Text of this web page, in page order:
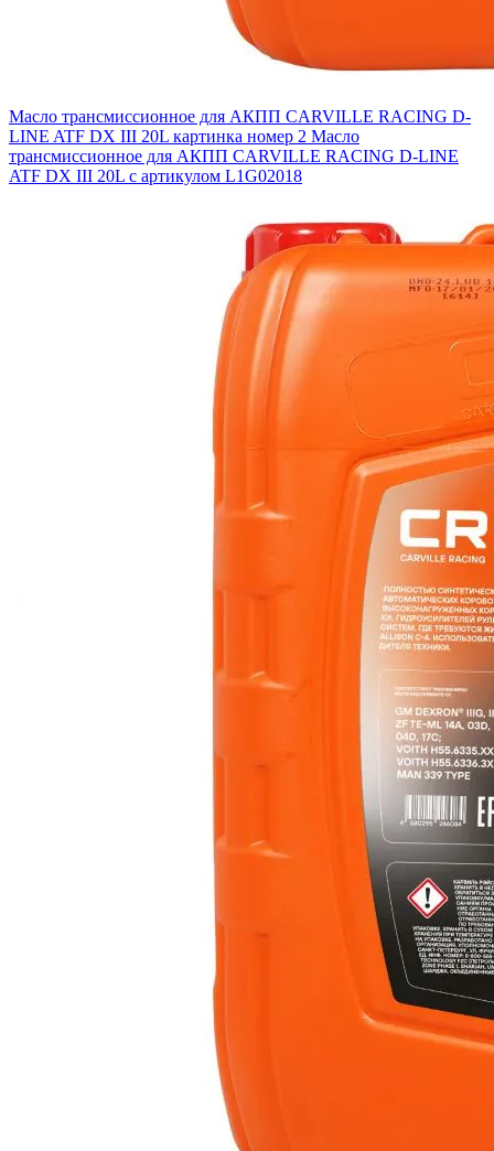
Масло трансмиссионное для АКПП CARVILLE RACING D-
LINE ATF DX III 20L картинка номер 2 Масло
трансмиссионное для АКПП CARVILLE RACING D-LINE
ATF DX III 20L с артикулом L1G02018